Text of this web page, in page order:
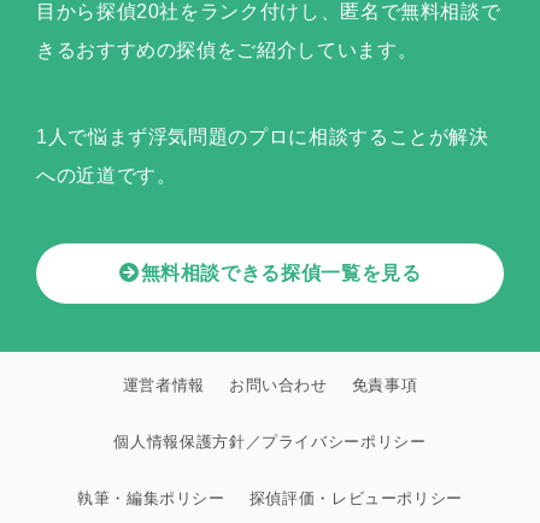
目から探偵20社をランク付けし、匿名で無料相談で
きるおすすめの探偵をご紹介しています。
1人で悩まず浮気問題のプロに相談することが解決
への近道です。
無料相談できる探偵一覧を見る
運営者情報 お問い合わせ 免責事項
個人情報保護方針／プライバシーポリシー
執筆・編集ポリシー 探偵評価・レビューポリシー